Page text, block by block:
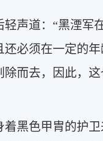
声道：“黑湮军
必须在一定的
而去，因此，
黑色甲胄的护